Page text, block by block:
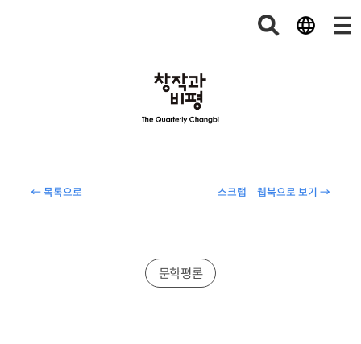
← 목록으로 웹북으로 보기 →
스크랩
문학평론